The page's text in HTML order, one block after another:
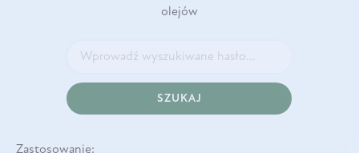
olejów
SZUKAJ
Zastosowanie: